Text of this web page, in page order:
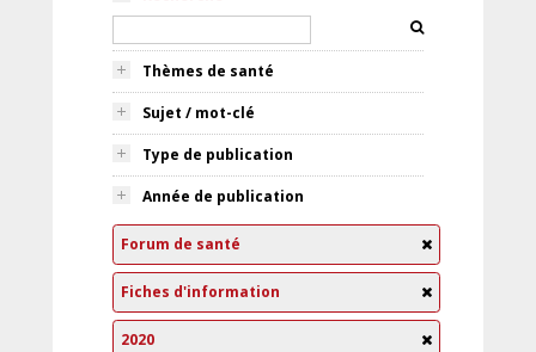
Thèmes de santé
Sujet / mot-clé
Type de publication
Année de publication
Forum de santé
Fiches d'information
2020